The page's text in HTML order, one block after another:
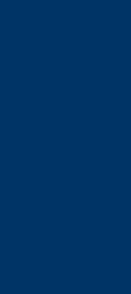
プレ
録や